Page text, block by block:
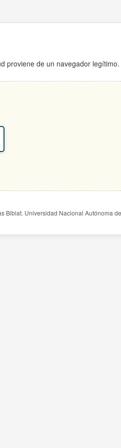
proviene de un navegador legítimo.
Biblat. Universidad Nacional Autónoma